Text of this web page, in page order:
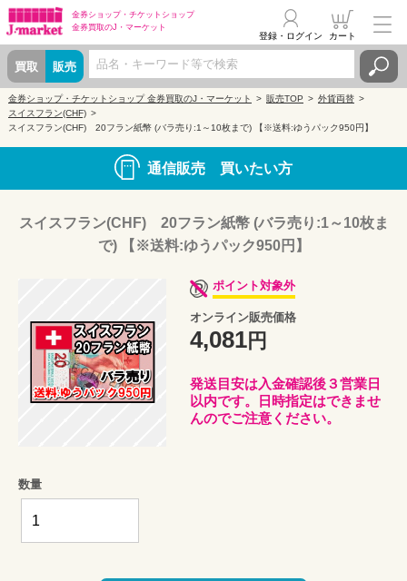
金券ショップ・ チケットショップ
金券買取のJ・マーケット
買取 販売
登録・ログイン カート
金券ショップ・チケットショップ 金券買取のJ・マーケット 販売TOP
外貨両替
スイスフラン(CHF)
スイスフラン(CHF) 20フラン紙幣 (バラ売り:1～10枚まで) 【※送料:ゆうパック950円】
通信販売 買いたい方
スイスフラン(CHF) 20フラン紙幣 (バラ売り:1～10枚ま
で) 【※送料:ゆうパック950円】
ポイント対象外
オンライン販売価格
4,081円
発送目安は入金確認後３営業日
以内です。日時指定はできませ
んのでご注意ください。
数量